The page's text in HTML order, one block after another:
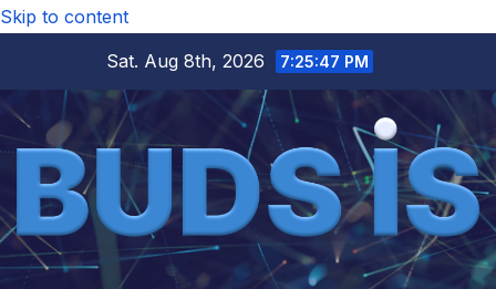
Skip to content
Sat. Aug 8th, 2026
7:25:48 PM